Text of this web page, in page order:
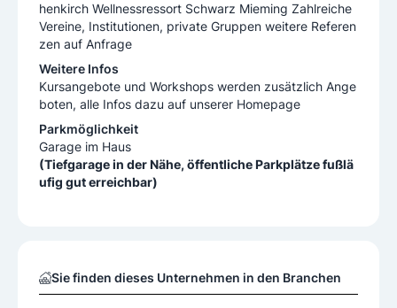
henkirch Wellnessressort Schwarz Mieming Zahlreiche
Vereine, Institutionen, private Gruppen weitere Referen
zen auf Anfrage
Weitere Infos
Kursangebote und Workshops werden zusätzlich Ange
boten, alle Infos dazu auf unserer Homepage
Parkmöglichkeit
Garage im Haus
(Tiefgarage in der Nähe, öffentliche Parkplätze fußlä
ufig gut erreichbar)
Sie finden dieses Unternehmen in den Branchen